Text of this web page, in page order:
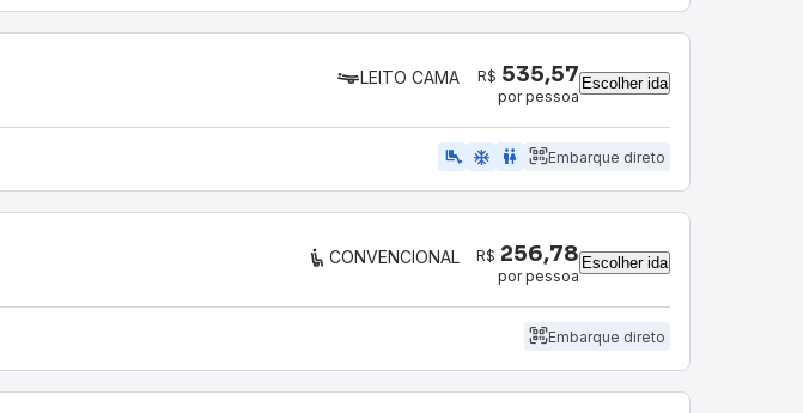
LEITO CAMA R$ 535,57
por pessoa
Escolher ida
airline_seat_legroom_extra ac_unit wc Embarque direto
CONVENCIONAL R$ 256,78
por pessoa
Escolher ida
Embarque direto